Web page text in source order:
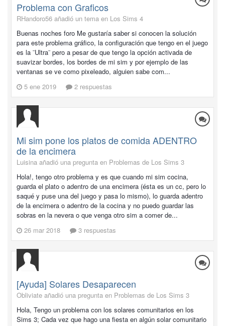
Problema con Graficos
RHandoro56 añadió un tema en Los Sims 4
Buenas noches foro Me gustaría saber si conocen la solución
para este problema gráfico, la configuración que tengo en el juego
es la ¨Ultra¨ pero a pesar de que tengo la opción activada de
suavizar bordes, los bordes de mi sim y por ejemplo de las
ventanas se ve como pixeleado, alguien sabe com...
5 ene 2019
2 respuestas
Mi sim pone los platos de comida ADENTRO
de la encimera
Luisina añadió una pregunta en Problemas de Los Sims 3
Hola!, tengo otro problema y es que cuando mi sim cocina,
guarda el plato o adentro de una encimera (ésta es un cc, pero lo
saqué y puse una del juego y pasa lo mismo), lo guarda adentro
de la encimera o adentro de la cocina y no puedo guardar las
sobras en la nevera o que venga otro sim a comer de...
26 mar 2018
3 respuestas
[Ayuda] Solares Desaparecen
Obliviate añadió una pregunta en Problemas de Los Sims 3
Hola, Tengo un problema con los solares comunitarios en los
Sims 3; Cada vez que hago una fiesta en algún solar comunitario